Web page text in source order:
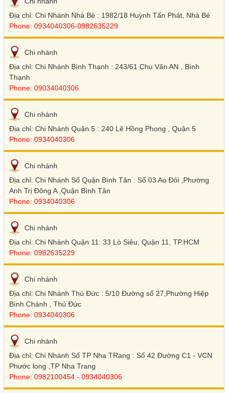
Địa chỉ: Chi Nhánh Nhà Bè : 1982/18 Huỳnh Tấn Phát, Nhà Bè
Phone: 0934040306-0982635229
Chi nhánh
Địa chỉ: Chi Nhánh Bình Thạnh : 243/61 Chu Văn AN , Bình
Thạnh
Phone: 09034040306
Chi nhánh
Địa chỉ: Chi Nhánh Quận 5 : 240 Lê Hồng Phong , Quận 5
Phone: 0934040306
Chi nhánh
Địa chỉ: Chi Nhánh Số Quận Bình Tân : Số 03 Ao Đôi ,Phường
Anh Trị Đông A ,Quận Bình Tân
Phone: 0934040306
Chi nhánh
Địa chỉ: Chi Nhánh Quận 11: 33 Lò Siêu, Quận 11, TP.HCM
Phone: 0982635229
Chi nhánh
Địa chỉ: Chi Nhánh Thủ Đức : 5/10 Đường số 27,Phường Hiệp
Bình Chánh , Thủ Đức
Phone: 0934040306
Chi nhánh
Địa chỉ: Chi Nhánh Số TP Nha TRang : Số 42 Đường C1 - VCN
Phước long ,TP Nha Trang
Phone: 0982100454 - 0934040306